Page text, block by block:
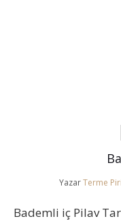
YazarTerme
Bademli iç Pilav